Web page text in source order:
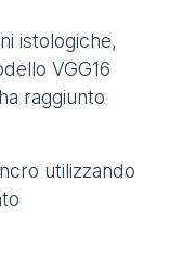
istologiche,
VGG16
raggiunto
utilizzando